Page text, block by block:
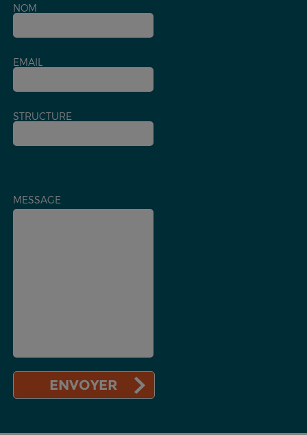
NOM
EMAIL
STRUCTURE
MESSAGE